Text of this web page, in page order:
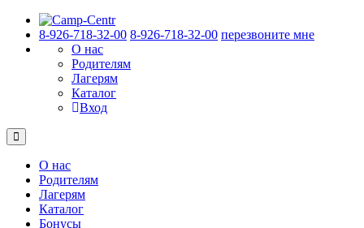
8-926-718-32-00 8-926-718-32-00 перезвоните мне
О нас
Родителям
Лагерям
Каталог
Вход
О нас
Родителям
Лагерям
Каталог
Бонусы